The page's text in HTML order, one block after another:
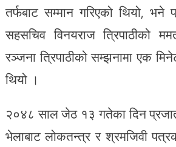
तर्फबाट सम्मान गरिएको थियो,
सहसचिव विनयराज त्रिपाठीको
रञ्जना त्रिपाठीको सम्झनामा एक
थियो ।
२०४८ साल जेठ १३ गतेका दिन
भेलाबाट लोकतन्त्र र श्रमजिवी